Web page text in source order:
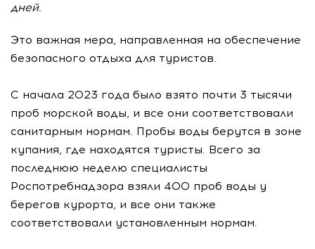
дней.
Это важная мера, направленная на обеспечение
безопасного отдыха для туристов.
С начала 2023 года было взято почти 3 тысячи
проб морской воды, и все они соответствовали
санитарным нормам. Пробы воды берутся в зоне
купания, где находятся туристы. Всего за
последнюю неделю специалисты
Роспотребнадзора взяли 400 проб воды у
берегов курорта, и все они также
соответствовали установленным нормам.